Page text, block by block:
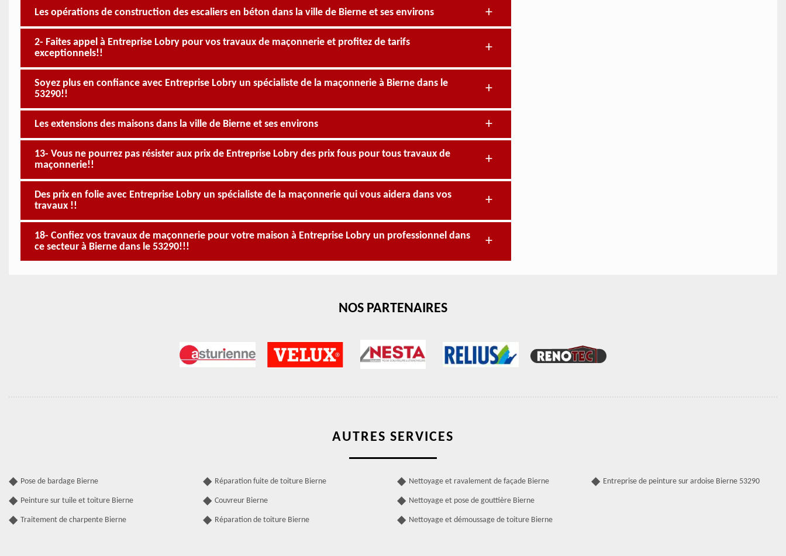
Les opérations de construction des escaliers en béton dans la ville de Bierne et ses environs
2- Faites appel à Entreprise Lobry pour vos travaux de maçonnerie et profitez de tarifs
exceptionnels!!
Soyez plus en confiance avec Entreprise Lobry un spécialiste de la maçonnerie à Bierne dans le
53290!!
Les extensions des maisons dans la ville de Bierne et ses environs
13- Vous ne pourrez pas résister aux prix de Entreprise Lobry des prix fous pour tous travaux de
maçonnerie!!
Des prix en folie avec Entreprise Lobry un spécialiste de la maçonnerie qui vous aidera dans vos
travaux !!
18- Confiez vos travaux de maçonnerie pour votre maison à Entreprise Lobry un professionnel dans
ce secteur à Bierne dans le 53290!!!
NOS PARTENAIRES
AUTRES SERVICES
Pose de bardage Bierne
Peinture sur tuile et toiture Bierne
Traitement de charpente Bierne
Réparation fuite de toiture Bierne
Couvreur Bierne
Réparation de toiture Bierne
Nettoyage et ravalement de façade Bierne
Nettoyage et pose de gouttière Bierne
Nettoyage et démoussage de toiture Bierne
Entreprise de peinture sur ardoise Bierne 53290